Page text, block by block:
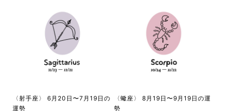
〈射手座〉 6月20日〜7月19日の
運勢
〈蠍座〉 8月19日〜9月19日の運
勢